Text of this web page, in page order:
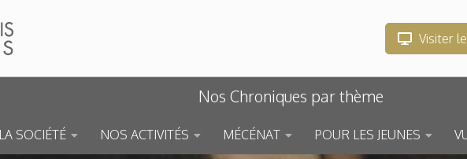
Visiter
Nos Chroniques par thème
SOCIÉTÉ NOS ACTIVITÉS MÉCÉNAT POUR LES JEUNES